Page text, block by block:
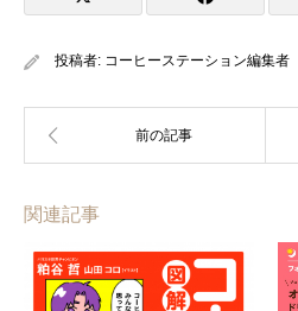
投稿者: コーヒーステーション編集者
関連記事